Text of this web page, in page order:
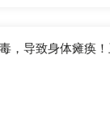
，导致身体瘫痪